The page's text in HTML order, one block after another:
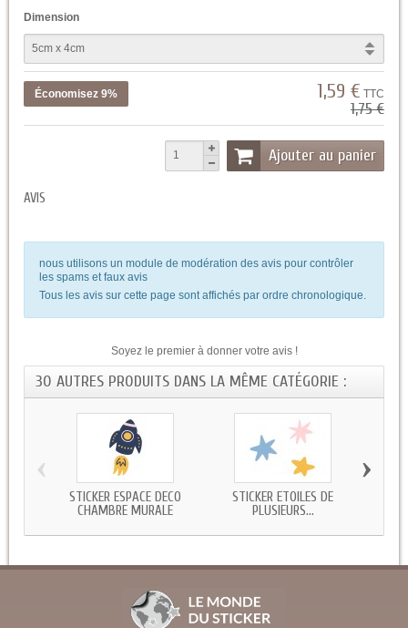
Dimension
Économisez 9% 1,59 € TTC
1,75 €
Ajouter au panier
AVIS
nous utilisons un module de modération des avis pour contrôler
les spams et faux avis
Tous les avis sur cette page sont affichés par ordre chronologique.
Soyez le premier à donner votre avis !
30 AUTRES PRODUITS DANS LA MÊME CATÉGORIE :
STICKER ESPACE DECO
CHAMBRE MURALE
STICKER ETOILES DE
PLUSIEURS...
‹ ›